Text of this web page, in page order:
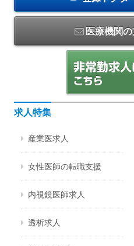
医療機関
求人特集
産業医求人
女性医師の転職支援
内視鏡医師求人
透析求人